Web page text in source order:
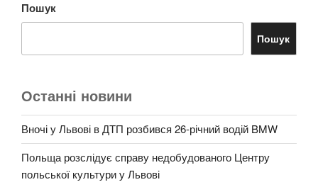
Пошук
Пошук
Останні новини
Вночі у Львові в ДТП розбився 26-річний водій BMW
Польща розслідує справу недобудованого Центру
польської культури у Львові